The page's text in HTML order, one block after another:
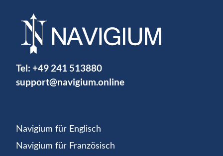
Tel: +49 241 513880
support@navigium.online
Navigium für Englisch
Navigium für Französisch